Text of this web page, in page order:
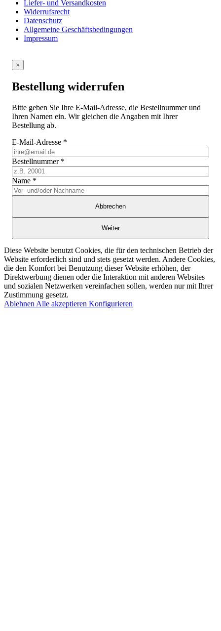
Liefer- und Versandkosten
Widerrufsrecht
Datenschutz
Allgemeine Geschäftsbedingungen
Impressum
×
Bestellung widerrufen
Bitte geben Sie Ihre E-Mail-Adresse, die Bestellnummer und
Ihren Namen ein. Wir gleichen die Angaben mit Ihrer
Bestellung ab.
E-Mail-Adresse *
Bestellnummer *
Name *
Abbrechen
Weiter
Diese Website benutzt Cookies, die für den technischen Betrieb der
Website erforderlich sind und stets gesetzt werden. Andere Cookies,
die den Komfort bei Benutzung dieser Website erhöhen, der
Direktwerbung dienen oder die Interaktion mit anderen Websites
und sozialen Netzwerken vereinfachen sollen, werden nur mit Ihrer
Zustimmung gesetzt.
Ablehnen Alle akzeptieren Konfigurieren